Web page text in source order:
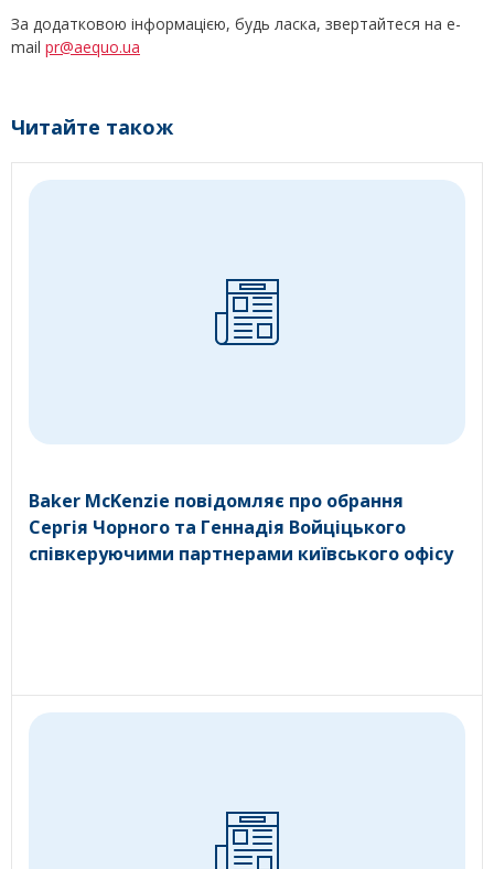
За додатковою інформацією, будь ласка, звертайтеся на е-
mail pr@aequo.ua
Читайте також
Baker McKenzie повідомляє про обрання
Сергія Чорного та Геннадія Войціцького
співкеруючими партнерами київського офісу